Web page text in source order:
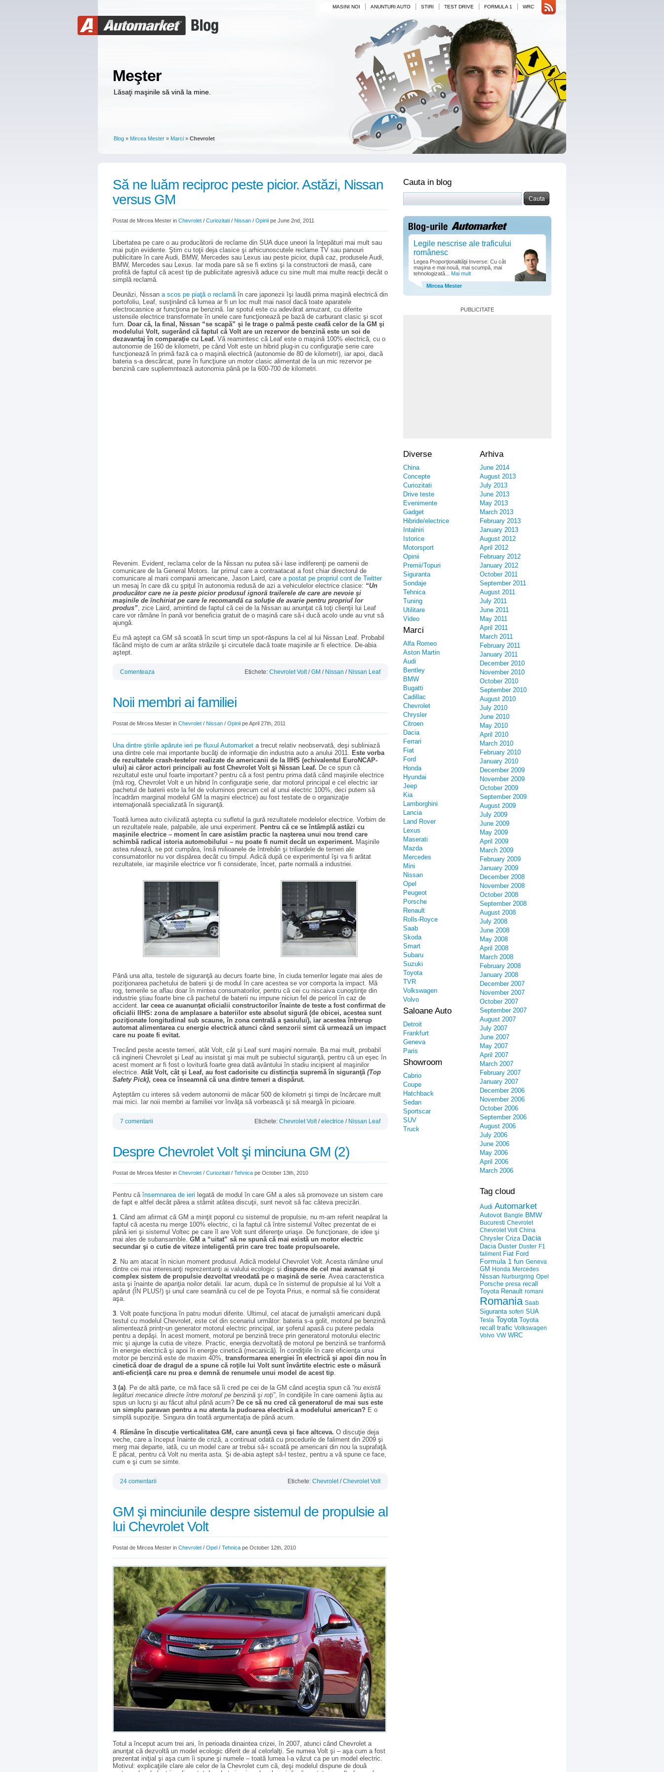
Meşter
Lăsaţi maşinile să vină la mine.
MASINI NOI ANUNTURI AUTO STIRI TEST DRIVE FORMULA 1 WRC
Blog » Mircea Mester » Marci » Chevrolet
Să ne luăm reciproc peste picior. Astăzi, Nissan
versus GM
Postat de Mircea Mester in Chevrolet / Curiozitati / Nissan / Opinii pe June 2nd, 2011
Libertatea pe care o au producătorii de reclame din SUA duce uneori la înţepături mai mult sau
mai puţin evidente. Ştim cu toţii deja clasice şi arhicunoscutele reclame TV sau panouri
publicitare în care Audi, BMW, Mercedes sau Lexus iau peste picior, după caz, produsele Audi,
BMW, Mercedes sau Lexus. Iar moda pare să se fi extins şi la constructorii de masă, care
profită de faptul că acest tip de publicitate agresivă aduce cu sine mult mai multe reacţii decât o
simplă reclamă.
Deunăzi, Nissan a scos pe piaţă o reclamăîn care japonezii îşi laudă prima maşină electrică din
portofoliu, Leaf, susţinând că lumea ar fi un loc mult mai nasol dacă toate aparatele
electrocasnice ar funcţiona pe benzină. Iar spotul este cu adevărat amuzant, cu diferite
ustensile electrice transformate în unele care funcţionează pe bază de carburant clasic şi scot
fum. Doar că, la final, Nissan “se scapă” şi le trage o palmă peste ceafă celor de la GM şi
modelului Volt, sugerând că faptul că Volt are un rezervor de benzină este un soi de
dezavantaj în comparaţie cu Leaf. Vă reamintesc că Leaf este o maşină 100% electrică, cu o
autonomie de 160 de kilometri, pe când Volt este un hibrid plug-in cu configuraţie serie care
funcţionează în primă fază ca o maşină electrică (autonomie de 80 de kilometri), iar apoi, dacă
bateria s-a descărcat, pune în funcţiune un motor clasic alimentat de la un mic rezervor pe
benzină care supliemntează autonomia până pe la 600-700 de kilometri.
Revenim. Evident, reclama celor de la Nissan nu putea să-i lase indiferenţi pe oamenii de
comunicare de la General Motors. Iar primul care a contraatacat a fost chiar directorul de
comunicare al marii companii americane, Jason Laird, care a postat pe propriul cont de Twitter
un mesaj în care dă cu şpiţul în autonomia redusă de azi a vehiculelor electrice clasice: “Un
producător care ne ia peste picior produsul ignoră trailerele de care are nevoie şi
maşinile de închiriat pe care le recomandă ca soluţie de avarie pentru propriul lor
produs”, zice Laird, amintind de faptul că cei de la Nissan au anunţat că toţi clienţii lui Leaf
care vor rămâne în pană vor beneficia gratuit de o maşină care să-i ducă acolo unde au vrut să
ajungă.
Eu mă aştept ca GM să scoată în scurt timp un spot-răspuns la cel al lui Nissan Leaf. Probabil
făcând mişto de cum ar arăta străzile şi circuitele dacă toate maşinile ar fi electrice. De-abia
aştept.
Comenteaza Etichete: Chevrolet Volt/GM / Nissan / Nissan Leaf
Noii membri ai familiei
Postat de Mircea Mester in Chevrolet / Nissan / Opinii pe April 27th, 2011
Una dintre ştirile apărute ieri pe fluxul Automarket a trecut relativ neobservată, deşi subliniază
una dintre cele mai importante bucăţi de informaţie din industria auto a anului 2011. Este vorba
de rezultatele crash-testelor realizate de americanii de la IIHS (echivalentul EuroNCAP-
ului) ai căror actori principali au fost Chevrolet Volt şi Nissan Leaf. De ce spun că
rezultatul este unul foarte important? pentru că a fost pentru prima dată când maşinile electrice
(mă rog, Chevrolet Volt e un hibrid în configuraţie serie, dar motorul principal e cel electric iar
pachetul de baterii este la fel de voluminos precum cel al unui electric 100%, deci putem să
încadrăm marginal modelul GM la maşini electrice) au fost testate de o organizaţie
internaţională specializată în siguranţă.
Toată lumea auto civilizată aştepta cu sufletul la gură rezultatele modelelor electrice. Vorbim de
un rezultatele reale, palpabile, ale unui experiment. Pentru că ce se întâmplă astăzi cu
maşinile electrice – moment în care asistăm practic la naşterea unui nou trend care
schimbă radical istoria automobilului – nu poate fi numit decât un experiment. Maşinile
astea rulează, se pot cumpăra, însă milioanele de întrebări şi triliardele de temeri ale
consumatorilor nu vor dispărea decât cu timpul. Adică după ce experimentul îşi va fi arătat
rezultatele, iar maşinile electrice vor fi considerate, încet, parte normală a industriei.
Până una alta, testele de siguranţă au decurs foarte bine, în ciuda temerilor legate mai ales de
poziţionarea pachetului de baterii şi de modul în care acestea se vor comporta la impact. Mă
rog, temerile se aflau doar în mintea consumatorilor, pentru că cei cu niscaiva cunoştinţe din
industrie ştiau foarte bine că pachetul de baterii nu impune niciun fel de pericol în caz de
accident. Iar ceea ce auanunţat oficialii constructorilor înainte de teste a fost confirmat de
oficialii IIHS: zona de amplasare a bateriilor este absolut sigură (de obicei, acestea sunt
poziţionate longitudinal sub scaune, în zona centrală a şasiului), iar acestea întrerup
automat alimentarea cu energie electrică atunci când senzorii simt că urmează un impact
care nu poate fi evitat.
Trecând peste aceste temeri, atât Volt, cât şi Leaf sunt maşini normale. Ba mai mult, probabil
că inginerii Chevrolet şi Leaf au insistat şi mai mult pe subiectul siguranţă, pentru că un eşec în
acest moment ar fi fost o lovitură foarte grea dată avântului în stadiu incipient al maşinilor
electrice. Atât Volt, cât şi Leaf, au fost cadorisite cu distincţia supremă în siguranţă (Top
Safety Pick), ceea ce înseamnă că una dintre temeri a dispărut.
Aşteptăm cu interes să vedem autonomii de măcar 500 de kilometri şi timpi de încărcare mult
mai mici. Iar noii membri ai familiei vor învăţa să vorbească şi să meargă în picioare.
7 comentarii Etichete: Chevrolet Volt/electrice / Nissan Leaf
Despre Chevrolet Volt şi minciuna GM (2)
Postat de Mircea Mester in Chevrolet / Curiozitati / Tehnica pe October 13th, 2010
Pentru că însemnarea de ieri legată de modul în care GM a ales să promoveze un sistem care
de fapt e altfel decât părea a stârnit atâtea discuţii, sunt nevoit să fac câteva precizări.
1. Când am afirmat că GM a minţit poporul cu sistemul de propulsie, nu m-am referit neapărat la
faptul că acesta nu merge 100% electric, ci la faptul că între sistemul Voltec prezentat de ei
până ieri şi sistemul Voltec pe care îl are Volt sunt diferenţe uriaşe. De funcţionare, de idee şi
mai ales de subansamble. GM a “uitat” să ne spună că mai există un motor electric
secundar şi o cutie de viteze inteligentă prin care trec toate propulsoarele.
2. Nu am atacat în niciun moment produsul. Adică modelul Chevrolet Volt. Acesta rămâne unul
dintre cei mai interesanţi reprezentanţi ai valului ecologic şi dispune de cel mai avansat şi
complex sistem de propulsie dezvoltat vreodată pe o maşină de serie. Avea caracteristica
asta şi înainte de apariţia noilor detalii. Iar acum, după ce în sistemul de propulsie al lui Volt a
apărut (ÎN PLUS!) şi unul care seamănă cu cel de pe Toyota Prius, e normal să fie considerat
aşa.
3. Volt poate funcţiona în patru moduri diferite. Ultimul, cel atacat de jurnaliştii americani după
testul cu modelul Chevrolet, este cel din scenariul următor: bateria s-a golit, motorul pe benzină
alimentează printr-un generator motorul electric principal, iar şoferul apasă cu putere pedala
pentru a depăşi. În acest moment, motorul pe benzină trece prin generatorul motorului electric
mic şi ajunge la cutia de viteze. Practic, energia dezvoltată de motorul pe benzină se tranformă
în energie electrică şi apoi în energie cinetică (mecanică). În condiţiile în care eficienţa unui
motor pe benzină este de maxim 40%, transformarea energiei în electrică şi apoi din nou în
cinetică doar de dragul de a spune că roţile lui Volt sunt învârtite electric este o măsură
anti-eficienţă care nu prea e demnă de renumele unui model de acest tip.
3 (a). Pe de altă parte, ce mă face să îi cred pe cei de la GM când aceştia spun că“nu există
legături mecanice directe între motorul pe benzină şi roţi”, în condiţiile în care oamenii ăştia au
spus un lucru şi au făcut altul până acum? De ce să nu cred că generatorul de mai sus este
un simplu paravan pentru a nu atenta la pudoarea electrică a modelului american? E o
simplă supoziţie. Singura din toată argumentaţia de până acum.
4. Rămâne în discuţie verticalitatea GM, care anunţă ceva şi face altceva. O discuţie deja
veche, care a început înainte de criză, a continuat odată cu procedurile de faliment din 2009 şi
merg mai departe, iată, cu un model care ar trebui să-i scoată pe americani din nou la suprafaţă.
E păcat, pentru că Volt nu merita asta. Şi de-abia aştept să-l testez, pentru a vă spune ce face,
cum e şi cum se simte.
24 comentarii Etichete: Chevrolet/Chevrolet Volt
GM şi minciunile despre sistemul de propulsie al
lui Chevrolet Volt
Postat de Mircea Mester in Chevrolet / Opel / Tehnica pe October 12th, 2010
Totul a început acum trei ani, în perioada dinaintea crizei, în 2007, atunci când Chevrolet a
anunţat că dezvoltă un model ecologic diferit de al celorlalţi. Se numea Volt şi – aşa cum a fost
prezentat iniţial şi aşa cum îi spune şi numele – toată lumea l-a văzut ca pe un model electric.
Motivul: explicaţiile clare ale celor de la Chevrolet cum că, deşi modelul dispune de două
Cauta in blog
Legile nescrise ale traficului
românesc
Legea Proporţionalităţii Inverse: Cu cât
maşina e mai nouă, mai scumpă, mai
tehnologizată...
Mai mult
Mircea Mester
PUBLICITATE
Diverse
China
Concepte
Curiozitati
Drive teste
Evenimente
Gadget
Hibride/electrice
Intalniri
Istorice
Motorsport
Opinii
Premii/Topuri
Siguranta
Sondaje
Tehnica
Tuning
Utilitare
Video
Marci
Alfa Romeo
Aston Martin
Audi
Bentley
BMW
Bugatti
Cadillac
Chevrolet
Chrysler
Citroen
Dacia
Ferrari
Fiat
Ford
Honda
Hyundai
Jeep
Kia
Lamborghini
Lancia
Land Rover
Lexus
Maserati
Mazda
Mercedes
Mini
Nissan
Opel
Peugeot
Porsche
Renault
Rolls-Royce
Saab
Skoda
Smart
Subaru
Suzuki
Toyota
TVR
Volkswagen
Volvo
Saloane Auto
Detroit
Frankfurt
Geneva
Paris
Showroom
Cabrio
Coupe
Hatchback
Sedan
Sportscar
SUV
Truck
Arhiva
June 2014
August 2013
July 2013
June 2013
May 2013
March 2013
February 2013
January 2013
August 2012
April 2012
February 2012
January 2012
October 2011
September 2011
August 2011
July 2011
June 2011
May 2011
April 2011
March 2011
February 2011
January 2011
December 2010
November 2010
October 2010
September 2010
August 2010
July 2010
June 2010
May 2010
April 2010
March 2010
February 2010
January 2010
December 2009
November 2009
October 2009
September 2009
August 2009
July 2009
June 2009
May 2009
April 2009
March 2009
February 2009
January 2009
December 2008
November 2008
October 2008
September 2008
August 2008
July 2008
June 2008
May 2008
April 2008
March 2008
February 2008
January 2008
December 2007
November 2007
October 2007
September 2007
August 2007
July 2007
June 2007
May 2007
April 2007
March 2007
February 2007
January 2007
December 2006
November 2006
October 2006
September 2006
August 2006
July 2006
June 2006
May 2006
April 2006
March 2006
Tag cloud
Audi Automarket
Autovot Bangle BMW
Bucuresti Chevrolet
Chevrolet Volt China
Chrysler Criza Dacia
Dacia Duster Duster F1
faliment Fiat Ford
Formula 1 fun Geneva
GM Honda Mercedes
Nissan Nurburgring Opel
Porsche presa recall
Toyota Renault romani
Romania Saab
Siguranta soferi SUA
Tesla Toyota Toyota
recall trafic Volkswagen
Volvo VW WRC